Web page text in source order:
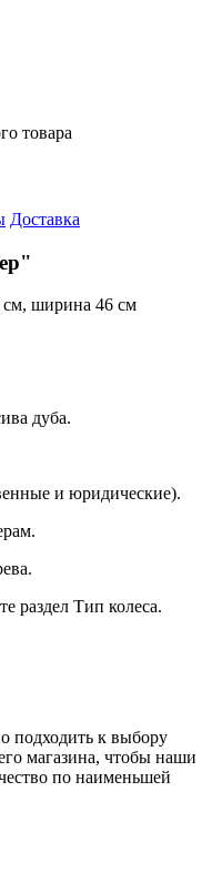
товара
Доставка
см, ширина 46 см
дуба.
и юридические).
раздел Тип колеса.
подходить к выбору
магазина, чтобы наши
по наименьшей